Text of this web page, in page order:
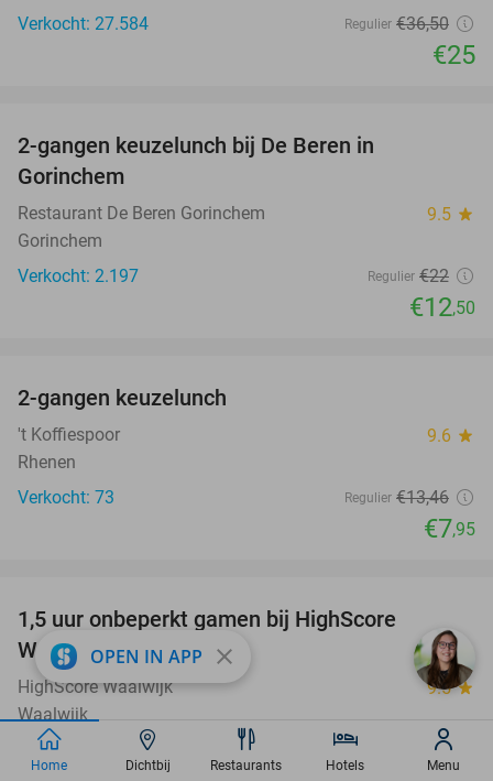
Verkocht: 27.584
Regulier €36,50
€25
2-gangen keuzelunch bij De Beren in
Gorinchem
Restaurant De Beren Gorinchem 9.5 star
Gorinchem
Verkocht: 2.197
Regulier €22
€12,50
2-gangen keuzelunch
't Koffiespoor 9.6 star
Rhenen
Verkocht: 73
Regulier €13,46
€7,95
33%
1,5 uur onbeperkt gamen bij HighScore
Waalwijk
HighScore Waalwijk 9.5star
Waalwijk
Verkocht: 146
Regulier ,95
OPEN IN APP close
Home Dichtbij Restaurants Hotels Menu